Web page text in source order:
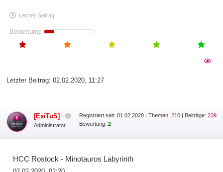
Letzter Beitrag:
Bewertung:
Letzter Beitrag: 02.02.2020, 11:27
[ExiTuS]
Administrator
Registriert seit: 01.02.2020 |Themen:210 | Beiträge:239
Bewertung:2
HCC Rostock - Minotauros Labyrinth